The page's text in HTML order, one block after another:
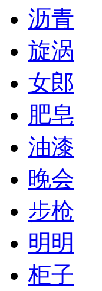
沥青
旋涡
女郎
肥皂
油漆
晚会
步枪
明明
柜子